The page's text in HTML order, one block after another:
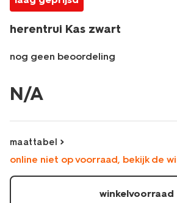
herentrui Kas zwart
nog geen beoordeling
kas-
zwart-
N/A
maattabel
online niet op voorraad, bekijk de
winkelvoorraad